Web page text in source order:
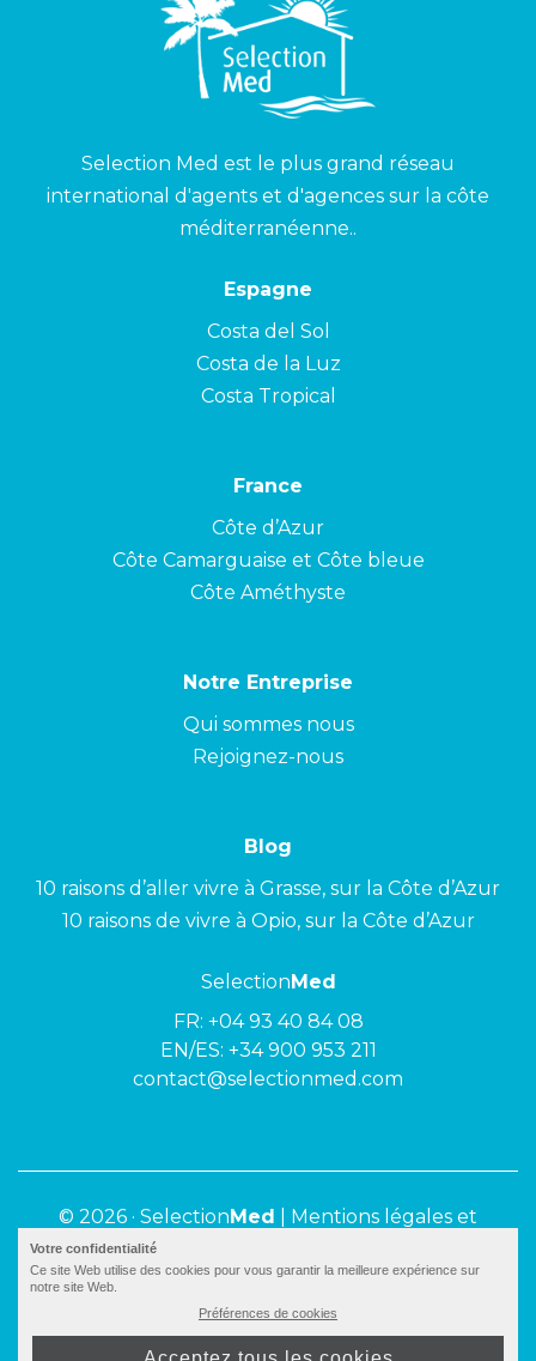
Selection Med est le plus grand réseau
international d'agents et d'agences sur la côte
méditerranéenne..
Espagne
Costa del Sol
Costa de la Luz
Costa Tropical
France
Côte d’Azur
Côte Camarguaise et Côte bleue
Côte Améthyste
Notre Entreprise
Qui sommes nous
Rejoignez-nous
Blog
10 raisons d’aller vivre à Grasse, sur la Côte d’Azur
10 raisons de vivre à Opio, sur la Côte d’Azur
SelectionMed
FR: +04 93 40 84 08
EN/ES: +34 900 953 211
contact@selectionmed.com
© 2026 · SelectionMed
Mentions légales et
politique de confidentialité
Votre confidentialité
Ce site Web utilise des cookies pour vous garantir la meilleure expérience sur
notre site Web.
Préférences de cookies